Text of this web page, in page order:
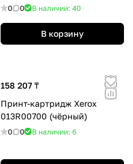
0 0 В наличии: 40
В корзину
158 207 ₸
Принт-картридж Xerox
013R00700 (чёрный)
0 0 В наличии: 6